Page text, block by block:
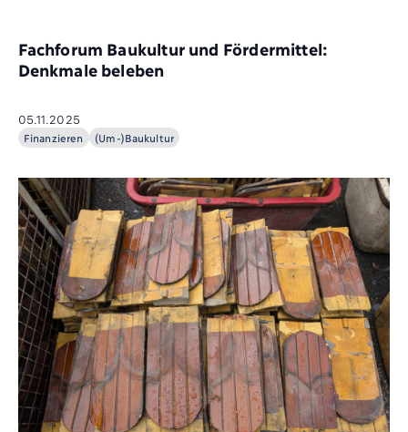
Fachforum Baukultur und Fördermittel:
Denkmale beleben
05.11.2025
Finanzieren (Um-)Baukultur